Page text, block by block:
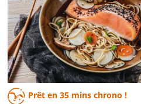
Prêt en35 mins chrono !